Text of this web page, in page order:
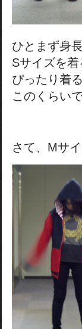
ひとまず身
Sサイズを着
ぴったり着る
このくらい
さて、Mサイ